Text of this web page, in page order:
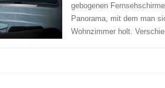
gebogenen
Panorama, mit dem man
Wohnzimmer holt.